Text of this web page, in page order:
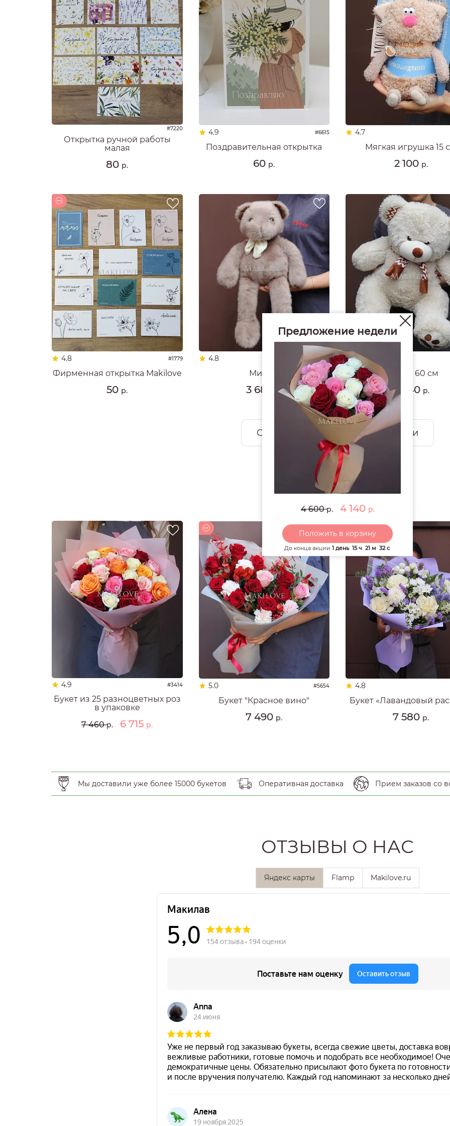
#7220
Открытка ручной работы
малая
80 р.
4.9 #6615
Поздравительная открытка
60 р.
4.7
Мягкая игрушка 15
2 100 р.
4.8 #1779
Фирменная открытка Makilove
50 р.
4.8 #1653
Мишка
3 680 р.
4.9
Мишка 60 см
4 940 р.
Смотреть все открытки и игрушки
РЕКОМЕНДУЕМ
4.9 #3414
Букет из 25 разноцветных роз
в упаковке
7 460р. 6 715 р.
Новинка
5.0 #5654
Букет "Красное вино"
7 490 р.
4.8
Букет «Лавандовый
7 580 р.
Мы доставили уже более 15000 букетов Оперативная доставка Прием заказов со
ОТЗЫВЫ О НАС
Яндекс карты Flamp Makilove.ru
Предложение недели
4 600р. 4 140 р.
Положить в корзину
До конца акции 1 день 15 ч 21 м 30 с